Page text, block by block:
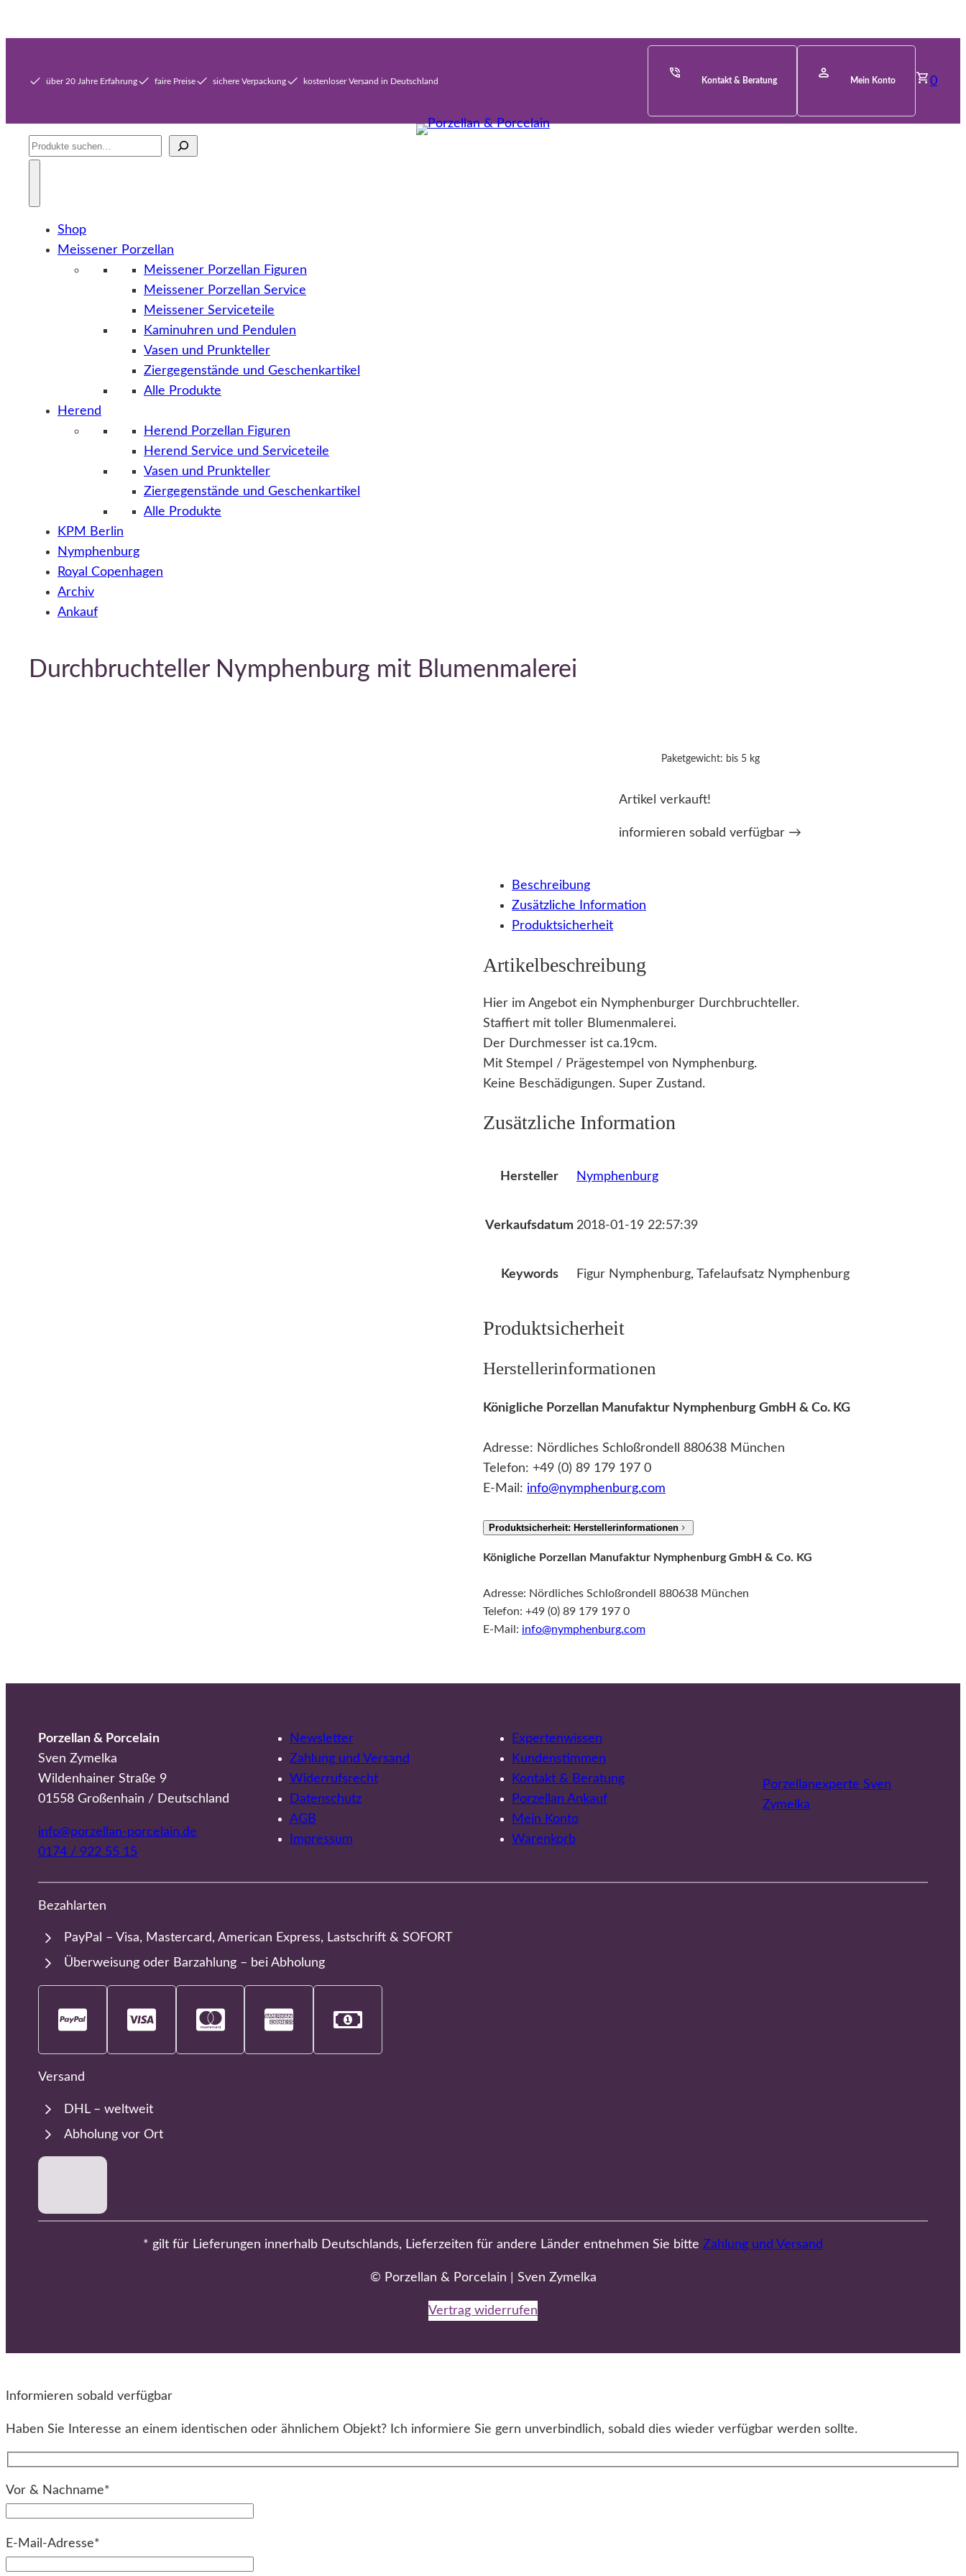
über 20 Jahre Erfahrung faire Preise sichere Verpackung kostenloser Versand in Deutschland Kontakt & Beratung Mein Konto 0
Suche
Shop
Meissener Porzellan
Meissener Porzellan Figuren
Meissener Porzellan Service
Meissener Serviceteile
Kaminuhren und Pendulen
Vasen und Prunkteller
Ziergegenstände und Geschenkartikel
Alle Produkte
Herend
Herend Porzellan Figuren
Herend Service und Serviceteile
Vasen und Prunkteller
Ziergegenstände und Geschenkartikel
Alle Produkte
KPM Berlin
Nymphenburg
Royal Copenhagen
Archiv
Ankauf
Durchbruchteller Nymphenburg mit Blumenmalerei
Paketgewicht: bis 5 kg
Artikel verkauft!
informieren sobald verfügbar →
Beschreibung
Zusätzliche Information
Produktsicherheit
Artikelbeschreibung
Hier im Angebot ein Nymphenburger Durchbruchteller.
Staffiert mit toller Blumenmalerei.
Der Durchmesser ist ca.19cm.
Mit Stempel / Prägestempel von Nymphenburg.
Keine Beschädigungen. Super Zustand.
Zusätzliche Information
Hersteller Nymphenburg
Verkaufsdatum 2018-01-19 22:57:39
Keywords Figur Nymphenburg, Tafelaufsatz Nymphenburg
Produktsicherheit
Herstellerinformationen
Königliche Porzellan Manufaktur Nymphenburg GmbH & Co. KG
Adresse: Nördliches Schloßrondell 880638 München
Telefon: +49 (0) 89 179 197 0
E-Mail: info@nymphenburg.com
Produktsicherheit: Herstellerinformationen
Königliche Porzellan Manufaktur Nymphenburg GmbH & Co. KG
Adresse: Nördliches Schloßrondell 880638 München
Telefon: +49 (0) 89 179 197 0
E-Mail: info@nymphenburg.com
Porzellan & Porcelain
Sven Zymelka
Wildenhainer Straße 9
01558 Großenhain / Deutschland
info@porzellan-porcelain.de
0174 / 922 55 15
Newsletter
Zahlung und Versand
Widerrufsrecht
Datenschutz
AGB
Impressum
Expertenwissen
Kundenstimmen
Kontakt & Beratung
Porzellan Ankauf
Mein Konto
Warenkorb
Porzellanexperte Sven
Zymelka
Bezahlarten
PayPal – Visa, Mastercard, American Express, Lastschrift & SOFORT
Überweisung oder Barzahlung – bei Abholung
Versand
DHL – weltweit
Abholung vor Ort
* gilt für Lieferungen innerhalb Deutschlands, Lieferzeiten für andere Länder entnehmen Sie bitte Zahlung und Versand
© Porzellan & Porcelain | Sven Zymelka
Vertrag widerrufen
Informieren sobald verfügbar
Haben Sie Interesse an einem identischen oder ähnlichem Objekt? Ich informiere Sie gern unverbindlich, sobald dies wieder verfügbar werden sollte.
Vor & Nachname*
E-Mail-Adresse*